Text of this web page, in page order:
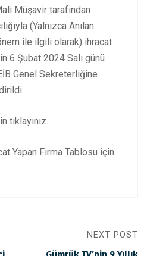
Müşavir tarafından
(Yalnızca Anılan
ile ilgili olarak) ihracat
6 Şubat 2024 Salı günü
Genel Sekreterliğine
tıklayınız.
Yapan Firma Tablosu için
NEXT POST